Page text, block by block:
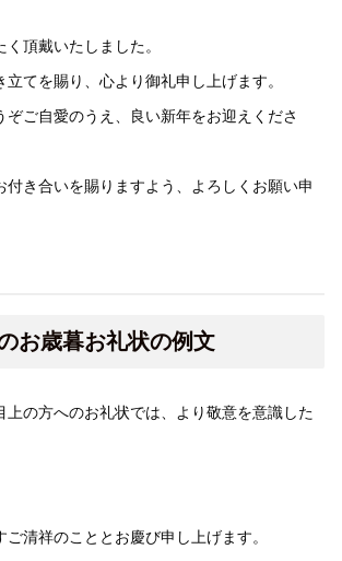
頂戴いたしました。
てを賜り、心より御礼申し上げます。
ぞご自愛のうえ、良い新年をお迎えくださ
付き合いを賜りますよう、よろしくお願い申
お歳暮お礼状の例文
上の方へのお礼状では、より敬意を意識した
清祥のこととお慶び申し上げます。